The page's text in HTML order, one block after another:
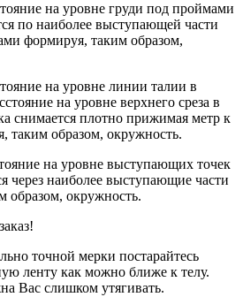
на уровне груди под проймами
по наиболее выступающей части
формируя, таким образом,
на уровне линии талии в
на уровне верхнего среза в
снимается плотно прижимая метр к
таким образом, окружность.
на уровне выступающих точек
через наиболее выступающие части
образом, окружность.
точной мерки постарайтесь
ленту как можно ближе к телу.
Вас слишком утягивать.